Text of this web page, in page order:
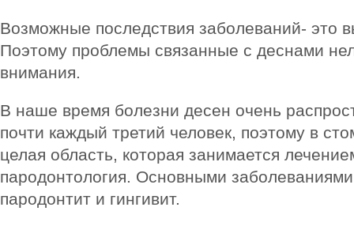
Возможные последствия заболеваний- это
Поэтому проблемы связанные с деснами
внимания.
В наше время болезни десен очень
почти каждый третий человек, поэтому в
целая область, которая занимается
пародонтология. Основными
пародонтит и гингивит.